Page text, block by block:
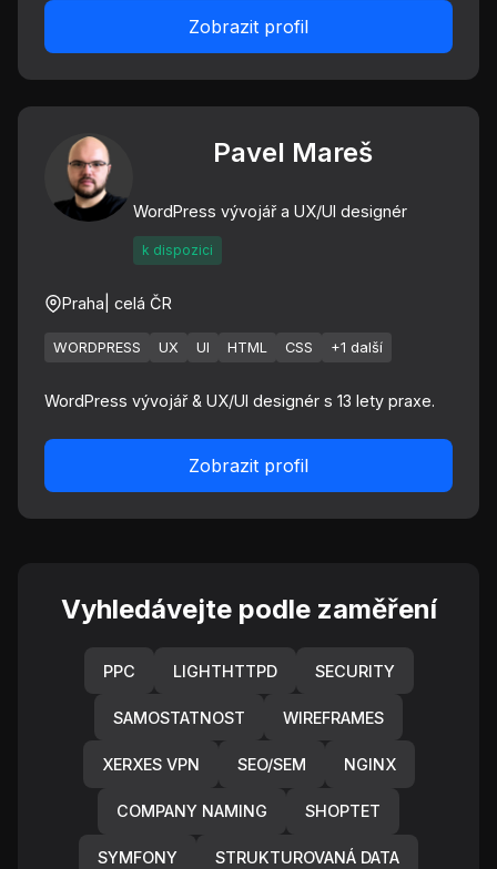
Zobrazit profil
Pavel Mareš
WordPress vývojář a UX/UI designér
k dispozici
Praha | celá ČR
WORDPRESS UX UI HTML CSS +1 další
WordPress vývojář & UX/UI designér s 13 lety praxe.
Zobrazit profil
Vyhledávejte podle zaměření
PPC LIGHTHTTPD SECURITY
SAMOSTATNOST WIREFRAMES
XERXES VPN SEO/SEM NGINX
COMPANY NAMING SHOPTET
SYMFONY STRUKTUROVANÁ DATA